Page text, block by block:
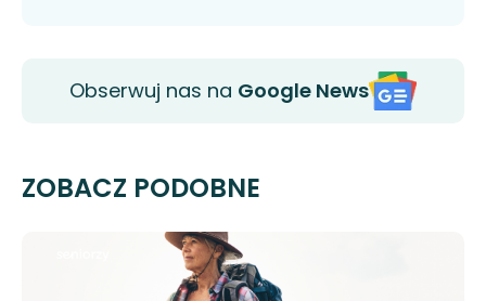
Obserwuj nas na Google News
ZOBACZ PODOBNE